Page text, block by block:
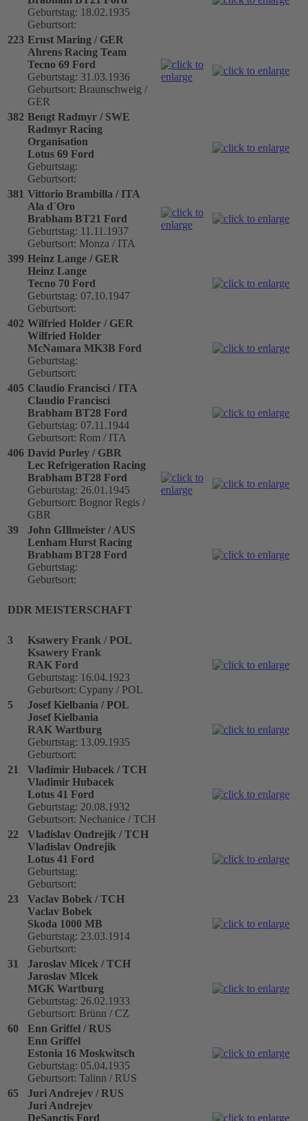
Geburtstag: 18.02.1935
Geburtsort:
223 Ernst Maring / GER
Ahrens Racing Team
Tecno 69 Ford
Geburtstag: 31.03.1936
Geburtsort: Braunschweig /
GER
382 Bengt Radmyr / SWE
Radmyr Racing
Organisation
Lotus 69 Ford
Geburtstag:
Geburtsort:
381 Vittorio Brambilla / ITA
Ala d´Oro
Brabham BT21 Ford
Geburtstag: 11.11.1937
Geburtsort: Monza / ITA
399 Heinz Lange / GER
Heinz Lange
Tecno 70 Ford
Geburtstag: 07.10.1947
Geburtsort:
402 Wilfried Holder / GER
Wilfried Holder
McNamara MK3B Ford
Geburtstag:
Geburtsort:
405 Claudio Francisci / ITA
Claudio Francisci
Brabham BT28 Ford
Geburtstag: 07.11.1944
Geburtsort: Rom / ITA
406 David Purley / GBR
Lec Refrigeration Racing
Brabham BT28 Ford
Geburtstag: 26.01.1945
Geburtsort: Bognor Regis /
GBR
39
John GIllmeister / AUS
Lenham Hurst Racing
Brabham BT28 Ford
Geburtstag:
Geburtsort:
DDR MEISTERSCHAFT
3
Ksawery Frank / POL
Ksawery Frank
RAK Ford
Geburtstag: 16.04.1923
Geburtsort: Cypany / POL
5
Josef Kielbania / POL
Josef Kielbania
RAK Wartburg
Geburtstag: 13.09.1935
Geburtsort:
21
Vladimir Hubacek / TCH
Vladimir Hubacek
Lotus 41 Ford
Geburtstag: 20.08.1932
Geburtsort: Nechanice / TCH
22
Vladislav Ondrejik / TCH
Vladislav Ondrejik
Lotus 41 Ford
Geburtstag:
Geburtsort:
23
Vaclav Bobek / TCH
Vaclav Bobek
Skoda 1000 MB
Geburtstag: 23.03.1914
Geburtsort:
31
Jaroslav Mlcek / TCH
Jaroslav Mlcek
MGK Wartburg
Geburtstag: 26.02.1933
Geburtsort: Brünn / CZ
60
Enn Griffel / RUS
Enn Griffel
Estonia 16 Moskwitsch
Geburtstag: 05.04.1935
Geburtsort: Talinn / RUS
65
Juri Andrejev / RUS
Juri Andrejev
DeSanctis Ford